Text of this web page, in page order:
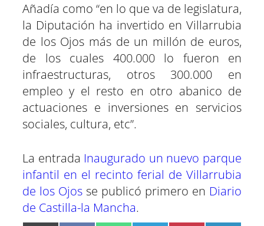
Añadía como “en lo que va de legislatura,
la Diputación ha invertido en Villarrubia
de los Ojos más de un millón de euros,
de los cuales 400.000 lo fueron en
infraestructuras, otros 300.000 en
empleo y el resto en otro abanico de
actuaciones e inversiones en servicios
sociales, cultura, etc”.
La entrada Inaugurado un nuevo parque
infantil en el recinto ferial de Villarrubia
de los Ojos se publicó primero en Diario
de Castilla-la Mancha.